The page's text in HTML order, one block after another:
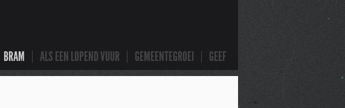
BRAM ALS EEN LOPEND VUUR GEMEENTEGROEI GEEF